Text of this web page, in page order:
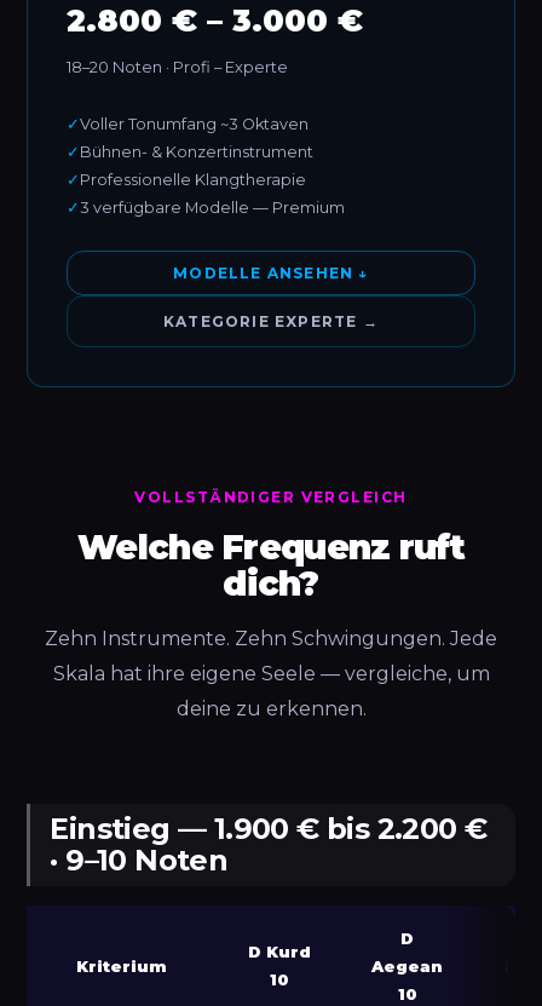
2.800 € – 3.000 €
18–20 Noten · Profi – Experte
✓Voller Tonumfang ~3 Oktaven
✓ Bühnen- & Konzertinstrument
✓ Professionelle Klangtherapie
✓3 verfügbare Modelle — Premium
MODELLE ANSEHEN ↓
KATEGORIE EXPERTE →
VOLLSTÄNDIGER VERGLEICH
Welche Frequenz ruft
dich?
Zehn Instrumente. Zehn Schwingungen. Jede
Skala hat ihre eigene Seele — vergleiche, um
deine zu erkennen.
Einstieg — 1.900 € bis 2.200 €
· 9–10 Noten
Kriterium
D Kurd
10
D
Aegean
10